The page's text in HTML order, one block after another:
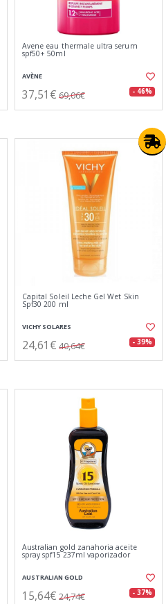
Avene eau thermale ultra serum
spf50+ 50ml
AVÈNE
37,51€ 69,06€ - 46%
Capital Soleil Leche Gel Wet Skin
Spf30 200 ml
VICHY SOLARES
24,61€ 40,64€ - 39%
Australian gold zanahoria aceite
spray spf15 237ml vaporizador
AUSTRALIAN GOLD
15,64€ 24,74€ - 37%